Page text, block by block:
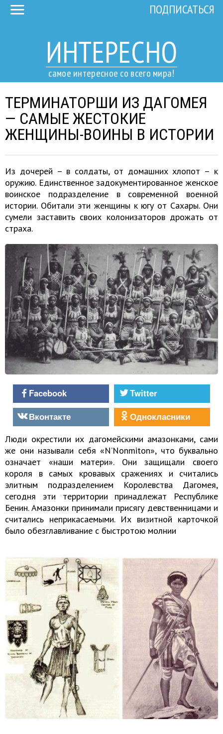
ИНТЕРЕСНО
самое интересное со всего мира!
ПОДПИСАТЬСЯ
ТЕРМИНАТОРШИ ИЗ ДАГОМЕЯ
— САМЫЕ ЖЕСТОКИЕ
ЖЕНЩИНЫ-ВОИНЫ В ИСТОРИИ
Из дочерей – в солдаты, от домашних хлопот – к
оружию. Единственное задокументированное женское
воинское подразделение в современной военной
истории. Обитали эти женщины к югу от Сахары. Они
сумели заставить своих колонизаторов дрожать от
страха.
Facebook
Twitter
Вконтакте
Однокласники
Люди окрестили их дагомейскими амазонками, сами
же они называли себя «N’Nonmiton», что буквально
означает «наши матери». Они защищали своего
короля в самых кровавых сражениях и считались
элитным подразделением Королевства Дагомея,
сегодня эти территории принадлежат Республике
Бенин. Амазонки принимали присягу девственницами и
считались неприкасаемыми. Их визитной карточкой
было обезглавливание с быстротою молнии